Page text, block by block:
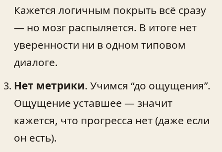
Кажется логичным покрыть всё сразу
— но мозг распыляется. В итоге нет
уверенности ни в одном типовом
диалоге.
Нет метрики. Учимся “до ощущения”.
Ощущение уставшее — значит
кажется, что прогресса нет (даже если
он есть).